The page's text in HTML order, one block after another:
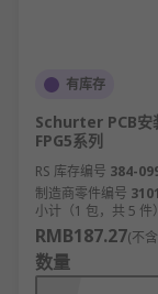
有库存
Schurter PCB安
FPG5系列
RS 库存编号 384-
制造商零件编号
小计（1 包，共 5 件）
RMB187.27(不
数量